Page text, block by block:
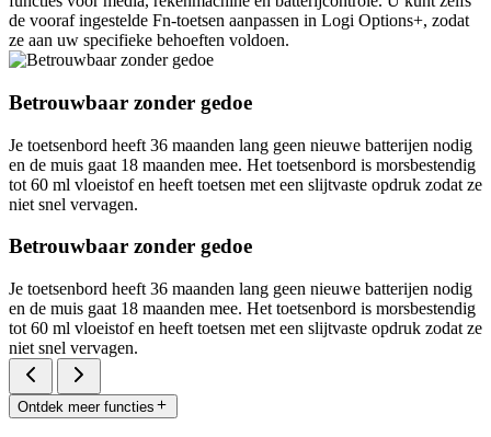
de vooraf ingestelde Fn-toetsen aanpassen in Logi Options+, zodat
ze aan uw specifieke behoeften voldoen.
Betrouwbaar zonder gedoe
Je toetsenbord heeft 36 maanden lang geen nieuwe batterijen nodig
en de muis gaat 18 maanden mee. Het toetsenbord is morsbestendig
tot 60 ml vloeistof en heeft toetsen met een slijtvaste opdruk zodat ze
niet snel vervagen.
Betrouwbaar zonder gedoe
Je toetsenbord heeft 36 maanden lang geen nieuwe batterijen nodig
en de muis gaat 18 maanden mee. Het toetsenbord is morsbestendig
tot 60 ml vloeistof en heeft toetsen met een slijtvaste opdruk zodat ze
niet snel vervagen.
Ontdek meer functies